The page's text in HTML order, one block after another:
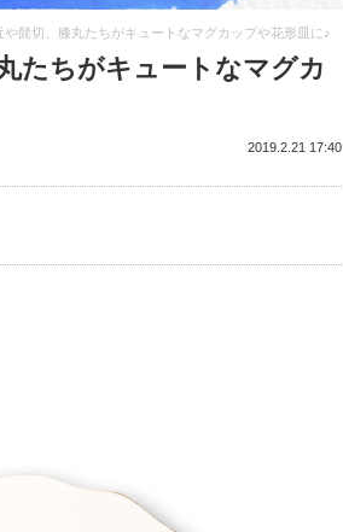
や髭切、膝丸たちがキュートなマグカップや花形皿に♪
たちがキュートなマグカ
2019.2.21 17:40